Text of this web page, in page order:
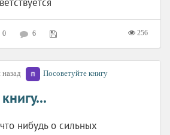
0 6 256
Посоветуйте книгу
нибудь о сильных